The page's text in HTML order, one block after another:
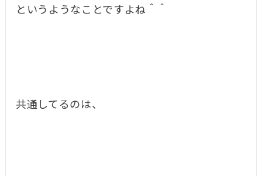
というようなことですよね＾＾
共通してるのは、